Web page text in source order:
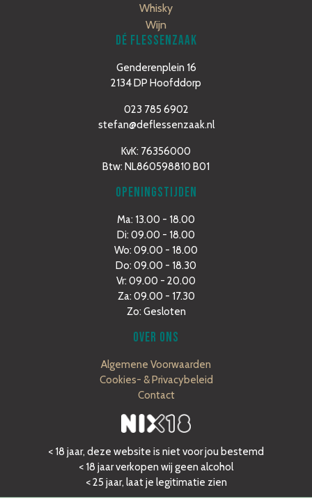
Whisky
Wijn
DÉ FLESSENZAAK
Genderenplein 16
2134 DP Hoofddorp
023 785 6902
stefan@deflessenzaak.nl
KvK: 76356000
Btw: NL860598810 B01
OPENINGSTIJDEN
Ma: 13.00 - 18.00
Di: 09.00 - 18.00
Wo: 09.00 - 18.00
Do: 09.00 - 18.30
Vr: 09.00 - 20.00
Za: 09.00 - 17.30
Zo: Gesloten
OVER ONS
Algemene Voorwaarden
Cookies- & Privacybeleid
Contact
< 18 jaar, deze website is niet voor jou bestemd
< 18 jaar verkopen wij geen alcohol
< 25 jaar, laat je legitimatie zien